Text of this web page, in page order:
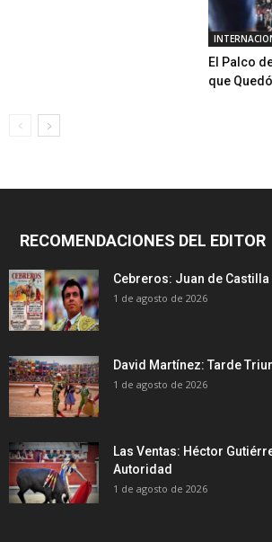
El Palco
que
RECOMENDACIONES DEL EDITOR
Cebreros: Juan de Castilla
1 de agosto de 2026
David Martínez: Tarde
1 de agosto de 2026
Las Ventas: Héctor
Autoridad
1 de agosto de 2026